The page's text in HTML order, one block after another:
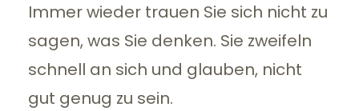
Immer wieder trauen Sie sich nicht zu
sagen, was Sie denken. Sie zweifeln
schnell an sich und glauben, nicht
gut genug zu sein.